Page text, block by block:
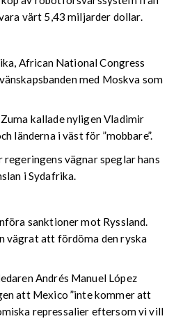
värt 5,43 miljarder dollar.
African National Congress
med Moskva som
kallade nyligen Vladimir
länderna i väst för ”mobbare”.
vägnar speglar hans
i Sydafrika.
sanktioner mot Ryssland.
vägrat att fördöma den ryska
Andrés Manuel López
att Mexico ”inte kommer att
repressalier eftersom vi vill